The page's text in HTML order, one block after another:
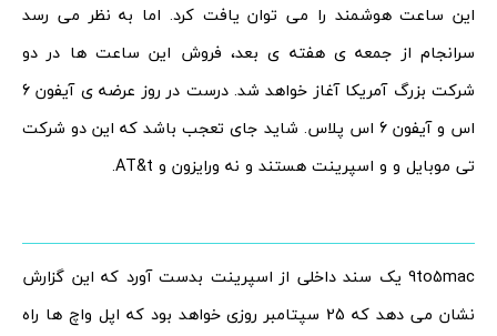
این ساعت هوشمند را می توان یافت کرد. اما به نظر می رسد
سرانجام از جمعه ی هفته ی بعد، فروش این ساعت ها در دو
شرکت بزرگ آمریکا آغاز خواهد شد. درست در روز عرضه ی آیفون 6
اس و آیفون 6 اس پلاس. شاید جای تعجب باشد که این دو شرکت
تی موبایل و و اسپرینت هستند و نه ورایزون و AT&t.
9to5mac یک سند داخلی از اسپرینت بدست آورد که این گزارش
نشان می دهد که 25 سپتامبر روزی خواهد بود که اپل واچ ها راه